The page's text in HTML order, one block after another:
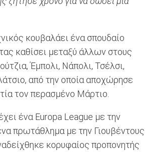
κουβαλάει ένα σπουδαίο
καθίσει μεταξύ άλλων στους
Έμπολι, Νάπολι, Τσέλσι,
από την οποία αποχώρησε
τον περασμένο Μάρτιο.
ένα Europa League με την
πρωτάθλημα με την Γιουβέντους
κορυφαίος προπονητής